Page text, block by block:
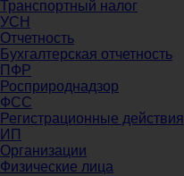
Транспортный налог
УСН
Отчетность
Бухгалтерская отчетность
ПФР
Росприроднадзор
ФСС
Регистрационные действия
ИП
Организации
Физические лица